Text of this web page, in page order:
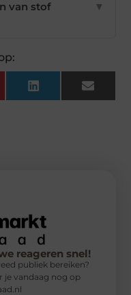
van stof
▼
LinkedIn Email
reageren snel!
publiek bereiken?
je vandaag nog op